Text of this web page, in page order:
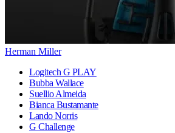
Herman Miller
Logitech G PLAY
Bubba Wallace
Suellio Almeida
Bianca Bustamante
Lando Norris
G Challenge